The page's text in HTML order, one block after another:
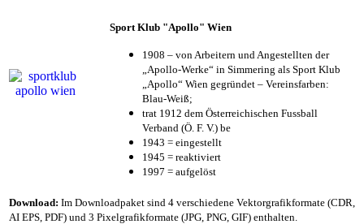
Sport Klub "Apollo" Wien
1908 – von Arbeitern und Angestellten der
„Apollo-Werke“ in Simmering als Sport Klub
„Apollo“ Wien gegründet – Vereinsfarben:
Blau-Weiß;
trat 1912 dem Österreichischen Fussball
Verband (Ö. F. V.) be
1943 = eingestellt
1945 = reaktiviert
1997 = aufgelöst
Download: Im Downloadpaket sind 4 verschiedene Vektorgrafikformate (CDR,
AI EPS, PDF) und 3 Pixelgrafikformate (JPG, PNG, GIF) enthalten.